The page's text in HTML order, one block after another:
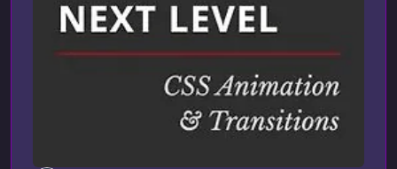
архитектуру CSS и подходы, использующие
совре